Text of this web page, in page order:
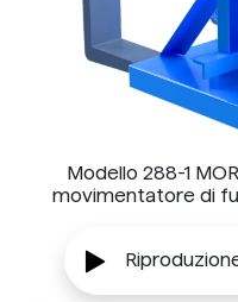
Modello 288-1
movimentatore di